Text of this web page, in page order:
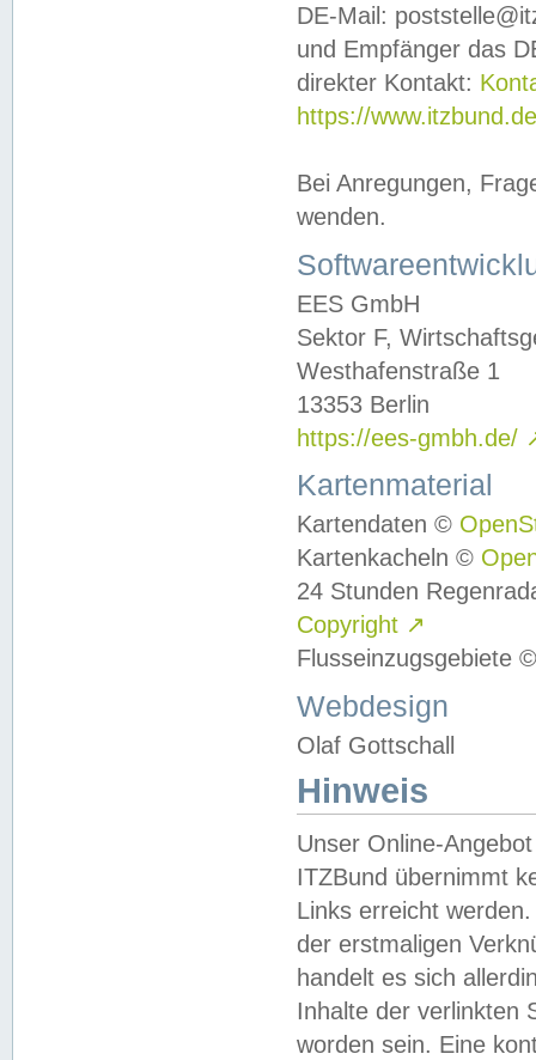
DE-Mail:
und Empfänger das
direkter Kontakt:
https://
Bei Anregungen,
wenden.
EES GmbH
Sektor F,
Westhafenstraße 1
13353 Berlin
https://ees-gmbh.de/
Kartenmaterial
Kartendaten ©
Kartenkacheln ©
24 Stunden
Copyright ↗
Flusseinzugsgebiete
Webdesign
Olaf Gottschall
Hinweis
Unser Online-
ITZBund übernimmt
Links erreicht
der erstmaligen
handelt es sich
Inhalte der verlinkten
worden sein. Eine